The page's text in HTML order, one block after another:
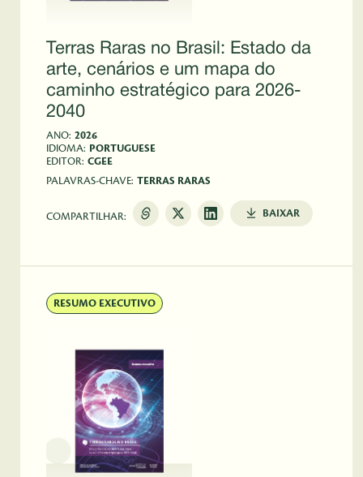
Terras Raras no Brasil: Estado da
arte, cenários e um mapa do
caminho estratégico para 2026-
2040
ANO: 2026
IDIOMA: PORTUGUESE
EDITOR: CGEE
PALAVRAS-CHAVE: TERRAS RARAS
COMPARTILHAR: BAIXAR
RESUMO EXECUTIVO